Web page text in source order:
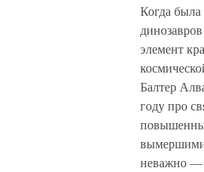
Когда была
элемент
Балтер
году про
вымершими
неважно —